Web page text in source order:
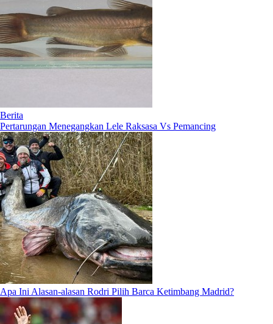
Berita
Pertarungan Menegangkan Lele Raksasa Vs Pemancing
Apa Ini Alasan-alasan Rodri Pilih Barca Ketimbang Madrid?